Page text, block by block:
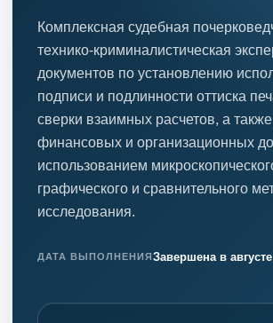
Комплексная судебная
технико-криминалистическая
документов по установлению
подписи и подлинности оттиска
сверки взаимных расчетов, а
финансовых и организационных
использованием
графического и сравнительного
исследования.
ДАТА ВЫПОЛНЕНИЯЗавершена в